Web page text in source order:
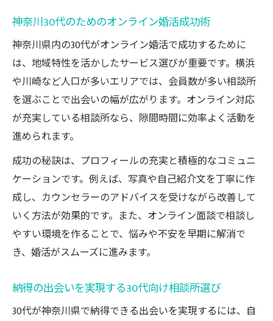
神奈川30代のためのオンライン婚活成功術
神奈川県内の30代がオンライン婚活で成功するために
は、地域特性を活かしたサービス選びが重要です。横浜
や川崎など人口が多いエリアでは、会員数が多い相談所
を選ぶことで出会いの幅が広がります。オンライン対応
が充実している相談所なら、隙間時間に効率よく活動を
進められます。
成功の秘訣は、プロフィールの充実と積極的なコミュニ
ケーションです。例えば、写真や自己紹介文を丁寧に作
成し、カウンセラーのアドバイスを受けながら改善して
いく方法が効果的です。また、オンライン面談で相談し
やすい環境を作ることで、悩みや不安を早期に解消で
き、婚活がスムーズに進みます。
納得の出会いを実現する30代向け相談所選び
30代が神奈川県で納得できる出会いを実現するには、自